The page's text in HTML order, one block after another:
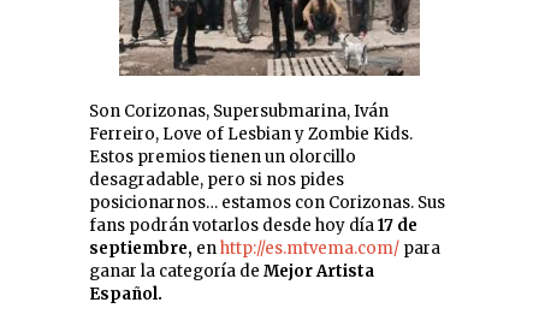
Son Corizonas, Supersubmarina, Iván
Ferreiro, Love of Lesbian y Zombie Kids.
Estos premios tienen un olorcillo
desagradable, pero si nos pides
posicionarnos… estamos con Corizonas. Sus
fans podrán votarlos desde hoy día17 de
septiembre, enhttp://es.mtvema.com/ para
ganar la categoría de Mejor Artista
Español.